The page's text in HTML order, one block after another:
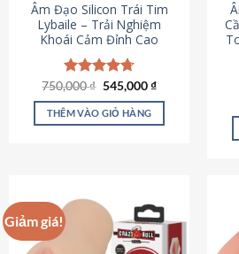
Âm Đạo Silicon Trái Tim
Lybaile – Trải Nghiệm
Khoái Cảm Đỉnh Cao
Được xếp
hạng4.70
5 sao
750,000₫ Giá
là:
750,000 ₫.
545,000₫Giá
tại
545,000 ₫.
THÊM VÀO GIỎ HÀNG
Giảm giá!